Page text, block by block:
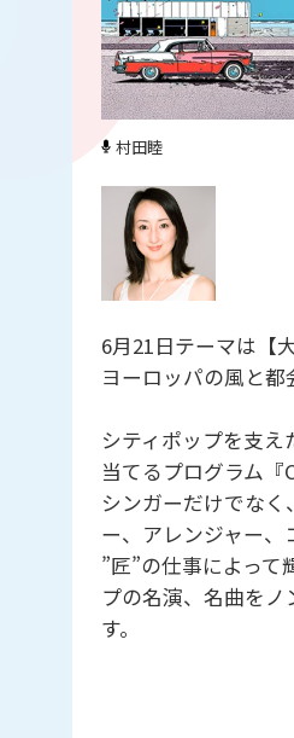
村田睦
6月21日テーマは【
ヨーロッパの風と都
シティポップを支え
当てるプログラム『
シンガーだけでな
ー、アレンジャー、
”匠”の仕事によって
プの名演、名曲を
す。